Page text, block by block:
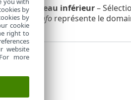
de niveau inférieur–
(adresse.inforeprésente le
by
by
cookie
right to
website
more